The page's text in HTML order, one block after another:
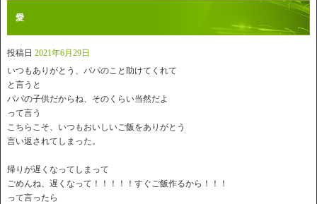
愛
投稿日 2021年6月29日
いつもありがとう、パパのこと助けてくれて
と言うと
パパの子供だからね、そのくらい当然だよ
って言う
こちらこそ、いつもおいしいご飯をありがとう
言い返されてしまった。
帰りが遅くなってしまって
ごめんね、遅くなって！！！！！すぐご飯作るから！！！
って言ったら